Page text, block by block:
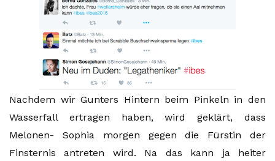
Nachdem wir Gunters Hintern beim Pinkeln in den
Wasserfall ertragen haben, wird geklärt, dass
Melonen- Sophia morgen gegen die Fürstin der
Finsternis antreten wird. Na das kann ja heiter